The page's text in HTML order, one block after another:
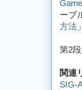
ーブ
方法
第2
関連
SIG-